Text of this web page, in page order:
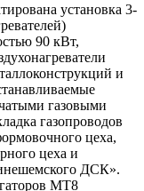
установка 3-
90 кВт,
и
газовыми
газопроводов
цеха,
цеха и
ДСК».
МТ8